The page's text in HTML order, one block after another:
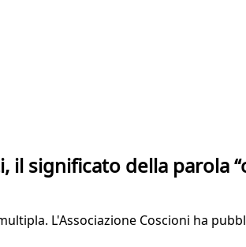
il significato della parola
L'Associazione Coscioni ha